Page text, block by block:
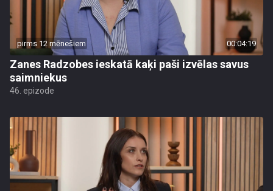
pirms 12 mēnešiem 00:04:19
Zanes Radzobes ieskatā kaķi paši izvēlas savus
saimniekus
46. epizode